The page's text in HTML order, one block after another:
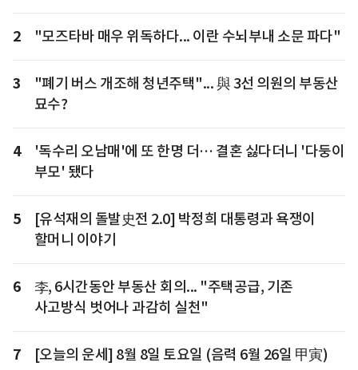
2 "모즈타바 매우 위독하다... 이란 수뇌부내 소문 파다"
3
"폐기 버스 개조해 청년주택"... 與 3선 의원의 부동산
묘수?
4
'독수리 오남매'에 또 한명 더… 결혼 싫다더니 '다둥이
부모' 됐다
5
[유석재의 돌발史전 2.0] 박정희 대통령과 욕쟁이
할머니 이야기
6
李, 6시간동안 부동산 회의... "주택공급, 기존
사고방식 벗어나 과감히 실천"
7 [오늘의 운세] 8월 8일 토요일 (음력 6월 26일 甲寅)